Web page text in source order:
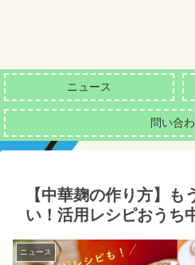
ニュース
問い合
【中華麹の作り方】も
い！活用レシピおうち
ニュース